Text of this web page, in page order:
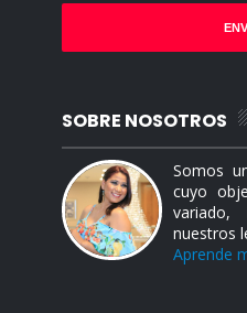
SOBRE NOSOTROS
Somos
cuyo
nuestros
Aprende